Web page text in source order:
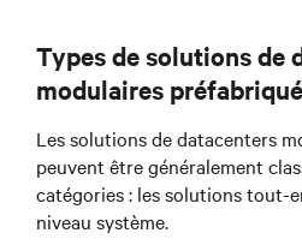
Types de solutions de
modulaires
Les solutions de datacenters
peuvent être généralement
catégories : les solutions tout-
niveau système.